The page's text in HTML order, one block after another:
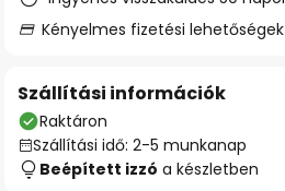
Kényelmes fizetési lehetőségek
Szállítási információk
Raktáron
Szállítási idő: 2-5 munkanap
Beépített izzó a készletben